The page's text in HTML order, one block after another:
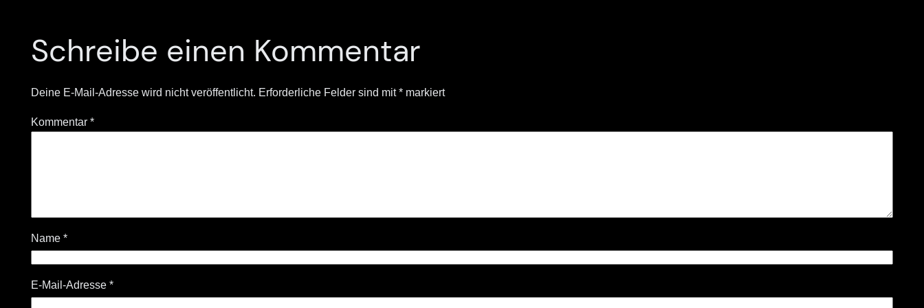
Schreibe einen Kommentar
Deine E-Mail-Adresse wird nicht veröffentlicht. Erforderliche Felder sind mit* markiert
Kommentar *
Name *
E-Mail-Adresse *